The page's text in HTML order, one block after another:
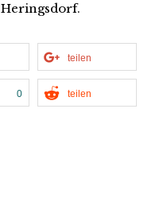
Heringsdorf.
teilen
0 teilen